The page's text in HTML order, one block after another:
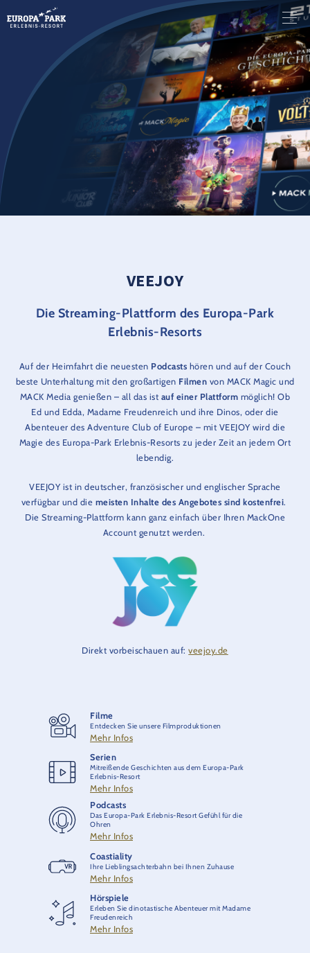
VEEJOY
Die Streaming-Plattform des Europa-Park
Erlebnis-Resorts
Auf der Heimfahrt die neuesten Podcasts hören und auf der Couch
beste Unterhaltung mit den großartigen Filmen von MACK Magic und
MACK Media genießen – all das ist auf einer Plattform möglich! Ob
Ed und Edda, Madame Freudenreich und ihre Dinos, oder die
Abenteuer des Adventure Club of Europe – mit VEEJOY wird die
Magie des Europa-Park Erlebnis-Resorts zu jeder Zeit an jedem Ort
lebendig.
VEEJOY ist in deutscher, französischer und englischer Sprache
verfügbar und die meisten Inhalte des Angebotes sind kostenfrei.
Die Streaming-Plattform kann ganz einfach über Ihren MackOne
Account genutzt werden.
Direkt vorbeischauen auf:veejoy.de
Filme
Entdecken Sie unsere Filmproduktionen
Mehr Infos
Serien
Mitreißende Geschichten aus dem Europa-Park
Erlebnis-Resort
Mehr Infos
Podcasts
Das Europa-Park Erlebnis-Resort Gefühl für die
Ohren
Mehr Infos
Coastiality
Ihre Lieblingsachterbahn bei Ihnen Zuhause
Mehr Infos
Hörspiele
Erleben Sie dinotastische Abenteuer mit Madame
Freudenreich
Mehr Infos